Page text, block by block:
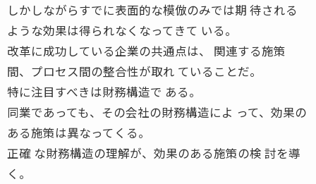
しかしながらすでに表面的な模倣のみでは期 待される
ような効果は得られなくなってきて いる。
改革に成功している企業の共通点は、 関連する施策
間、プロセス間の整合性が取れ ていることだ。
特に注目すべきは財務構造で ある。
同業であっても、その会社の財務構造によ って、効果の
ある施策は異なってくる。
正確 な財務構造の理解が、効果のある施策の検 討を導
く。